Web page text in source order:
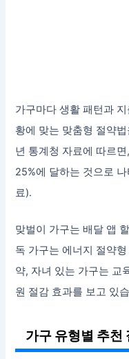
가구마다 생활 패턴과
황에 맞는 맞춤형 절약
년 통계청 자료에 따르
25%에 달하는 것으로
료).
맞벌이 가구는 배달 앱
독 가구는 에너지 절약
약, 자녀 있는 가구는 교
원 절감 효과를 보고 있
가구 유형별 추천